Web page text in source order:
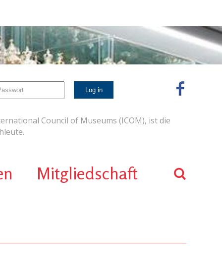
Council of Museums (ICOM), ist die
Mitgliedschaft